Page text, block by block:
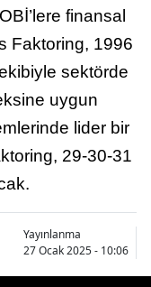
finansal
Faktoring, 1996
sektörde
uygun
lider bir
29-30-31
Yayınlanma
27 Ocak 2025 - 10:06